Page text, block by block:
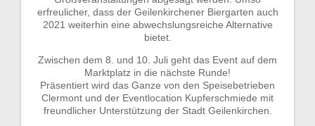
erfreulicher, dass der Geilenkirchener Biergarten auch
2021 weiterhin eine abwechslungsreiche Alternative
bietet.
Zwischen dem 8. und 10. Juli geht das Event auf dem
Marktplatz in die nächste Runde!
Präsentiert wird das Ganze von den Speisebetrieben
Clermont und der Eventlocation Kupferschmiede mit
freundlicher Unterstützung der Stadt Geilenkirchen.